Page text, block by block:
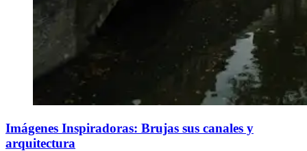
Imágenes Inspiradoras: Brujas sus canales y
arquitectura